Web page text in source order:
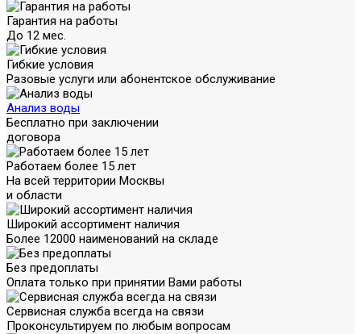
Гарантия на работы
До 12 мес.
Гибкие условия
Разовые услуги или абонентское обслуживание
Анализ воды
Бесплатно при заключении
договора
Работаем более 15 лет
На всей территории Москвы
и области
Широкий ассортимент наличия
Более 12000 наименований на складе
Без предоплаты
Оплата только при принятии Вами работы
Сервисная служба всегда на связи
Проконсультируем по любым вопросам